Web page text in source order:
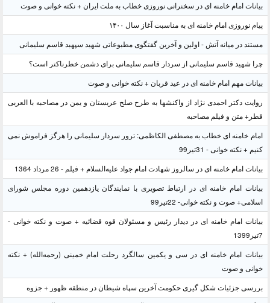
بیانات امام خامنه ای در سخنرانی نوروزی خطاب به ملت ایران + نکته خوانی و صوت
پیام نوروزی امام خامنه ای به مناسبت آغاز سال ۱۴۰۰
مستند در میانه آتش - اولین و آخرین گفتگوی مطبوعاتی شهید سپهبد قاسم سلیمانی
چرا شهید قاسم سلیمانی از سردار قاسم سلیمانی برای دشمن خطرناکتر است؟
بیانات مهم امام خامنه ای در عید قربان + نکته خوانی و صوت
روایت دکتر احمدی نژاد از واکنشها به طرح صلح عربستان و یمن در مصاحبه با العربی
قطر+ متن و فیلم مصاحبه
امام خامنه ای خطاب به مصطفی الکاظمی: ترور سردار سلیمانی را هرگز فراموش نمی
کنیم + نکته خوانی - 31تیر99
بیانات امام خامنه ای در سالروز شهادت امام جواد علیه‌السلام + فیلم - 26 مرداد 1364
بیانات امام خامنه ای در ارتباط تصویری با نمایندگان یازدهمین دوره مجلس شورای
اسلامی+ صوت و نکته خوانی- 22تیر99
بیانات امام خامنه ای در دیدار رئیس و مسئولان قوه قضائیه + صوت و نکته خوانی -
7تیر1399
بیانات امام خامنه ای در سی و یکمین سالگرد رحلت امام خمینی (رحمه‌الله) + نکته
خوانی و صوت
بررسی جزئیات شکل گیری حکومت آخرین سپاه شیطان در منطقه ظهور + جزوه